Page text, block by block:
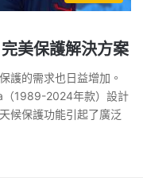
美保護解決方案
護的需求也日益增加。
（1989-2024年款）設計
候保護功能引起了廣泛